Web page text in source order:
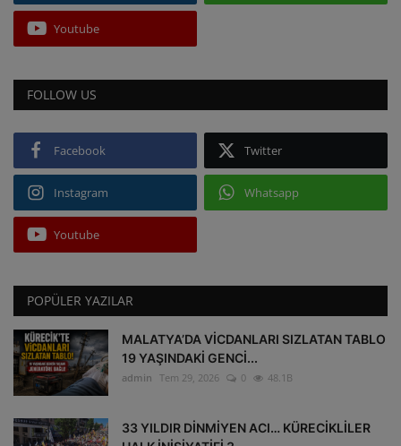
Youtube
FOLLOW US
Facebook Twitter
Instagram Whatsapp
Youtube
POPÜLER YAZILAR
MALATYA’DA VİCDANLARI SIZLATAN TABLO
19 YAŞINDAKİ GENCİ...
admin Tem 29, 2026 0 48.1B
33 YILDIR DİNMİYEN ACI… KÜRECİKLİLER